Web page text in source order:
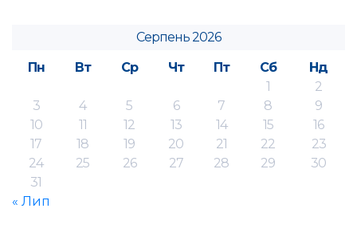
Серпень 2026
Пн
Вт Ср Чт Пт Сб
Нд
1
2
3
4 5 6 7 8
9
10
11 12 13 14 15
16
17
18 19 20 21 22
23
24
25 26 27 28 29
30
31
« Лип